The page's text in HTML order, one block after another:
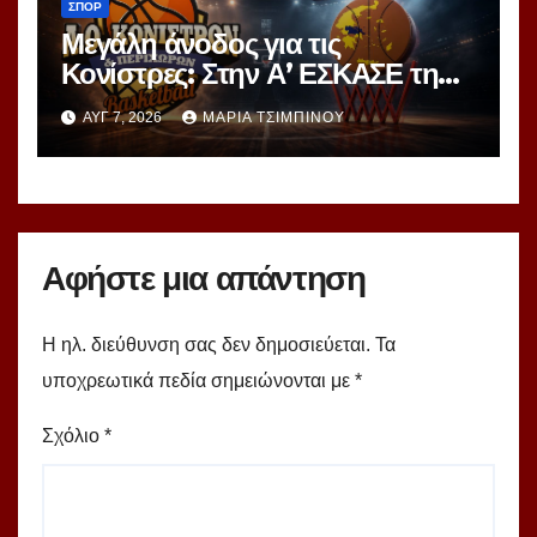
ΣΠΟΡ
Μεγάλη άνοδος για τις
Κονίστρες: Στην Α’ ΕΣΚΑΣΕ τη
νέα σεζόν – Αυτές είναι οι 12
ομάδες!
ΑΥΓ 7, 2026 ΜΑΡΊΑ ΤΣΙΜΠΙΝΟΎ
Αφήστε μια απάντηση
Η ηλ. διεύθυνση σας δεν δημοσιεύεται. Τα
υποχρεωτικά πεδία σημειώνονται με *
Σχόλιο *